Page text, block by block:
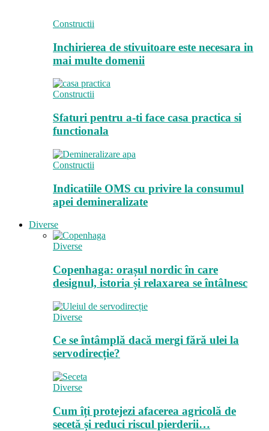
Constructii
Inchirierea de stivuitoare este necesara in
mai multe domenii
Constructii
Sfaturi pentru a-ti face casa practica si
functionala
Constructii
Indicatiile OMS cu privire la consumul
apei demineralizate
Diverse
Diverse
Copenhaga: orașul nordic în care
designul, istoria și relaxarea se întâlnesc
Diverse
Ce se întâmplă dacă mergi fără ulei la
servodirecție?
Diverse
Cum îți protejezi afacerea agricolă de
secetă și reduci riscul pierderii…